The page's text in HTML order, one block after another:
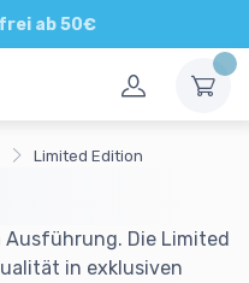
ab 50€
Beratung
Limited Edition
Ausführung. Die Limited
in exklusiven